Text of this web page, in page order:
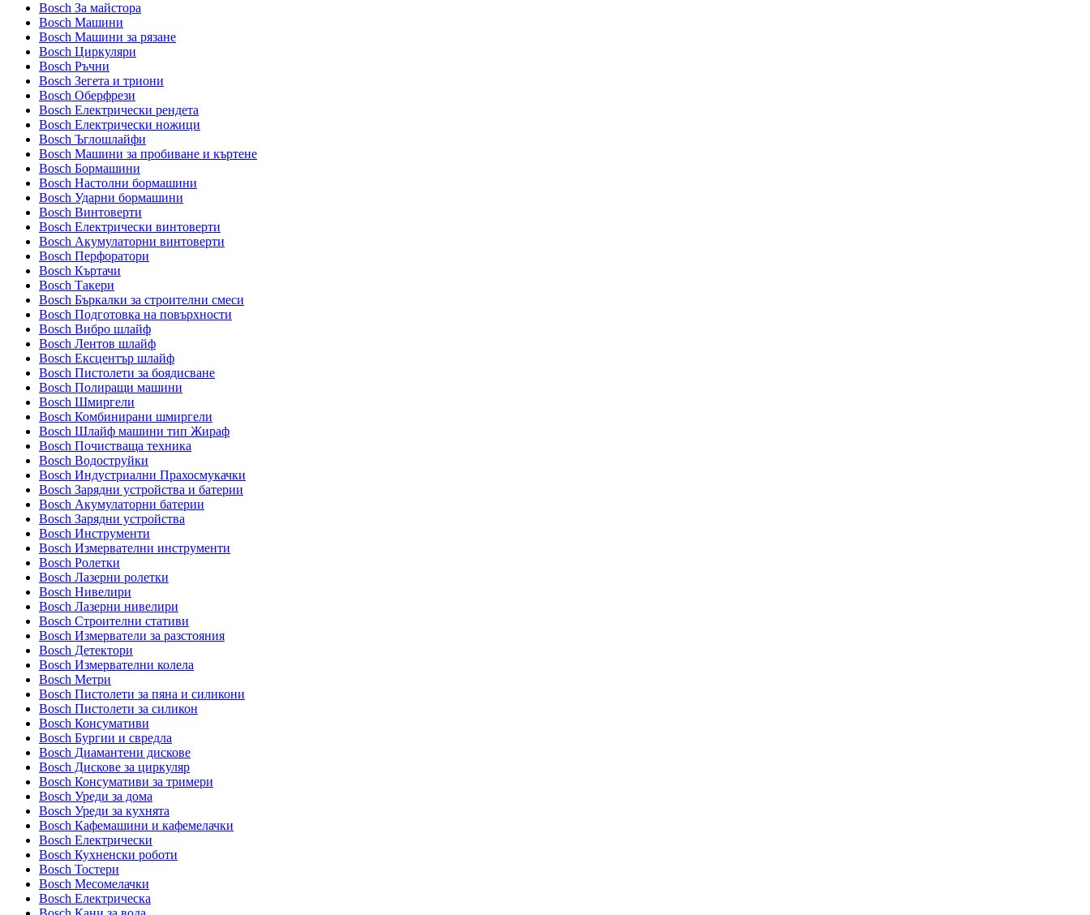
Bosch За майстора
Bosch Машини
Bosch Машини за рязане
Bosch Циркуляри
Bosch Ръчни
Bosch Зегета и триони
Bosch Оберфрези
Bosch Електрически рендета
Bosch Електрически ножици
Bosch Ъглошлайфи
Bosch Машини за пробиване и къртене
Bosch Бормашини
Bosch Настолни бормашини
Bosch Ударни бормашини
Bosch Винтоверти
Bosch Електрически винтоверти
Bosch Акумулаторни винтоверти
Bosch Перфоратори
Bosch Къртачи
Bosch Такери
Bosch Бъркалки за строителни смеси
Bosch Подготовка на повърхности
Bosch Вибро шлайф
Bosch Лентов шлайф
Bosch Ексцентър шлайф
Bosch Пистолети за боядисване
Bosch Полиращи машини
Bosch Шмиргели
Bosch Комбинирани шмиргели
Bosch Шлайф машини тип Жираф
Bosch Почистваща техника
Bosch Водоструйки
Bosch Индустриални Прахосмукачки
Bosch Зарядни устройства и батерии
Bosch Акумулаторни батерии
Bosch Зарядни устройства
Bosch Инструменти
Bosch Измервателни инструменти
Bosch Ролетки
Bosch Лазерни ролетки
Bosch Нивелири
Bosch Лазерни нивелири
Bosch Строителни стативи
Bosch Измерватели за разстояния
Bosch Детектори
Bosch Измервателни колела
Bosch Метри
Bosch Пистолети за пяна и силикони
Bosch Пистолети за силикон
Bosch Консумативи
Bosch Бургии и свредла
Bosch Диамантени дискове
Bosch Дискове за циркуляр
Bosch Консумативи за тримери
Bosch Уреди за дома
Bosch Уреди за кухнята
Bosch Кафемашини и кафемелачки
Bosch Електрически
Bosch Кухненски роботи
Bosch Тостери
Bosch Месомелачки
Bosch Електрическа